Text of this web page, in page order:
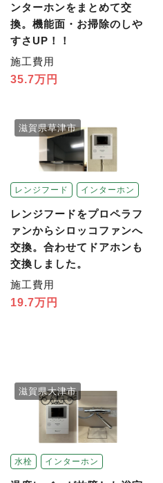
ンターホンをまとめて交
換。機能面・お掃除のしや
すさUP！！
施工費用
35.7万円
レンジフード インターホン
滋賀県草津市
レンジフードをプロペラフ
ァンからシロッコファンへ
交換。合わせてドアホンも
交換しました。
施工費用
19.7万円
水栓 インターホン
滋賀県大津市